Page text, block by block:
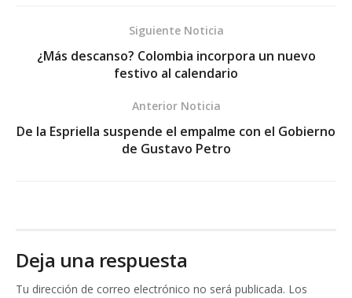
Siguiente Noticia
¿Más descanso? Colombia incorpora un nuevo
festivo al calendario
Anterior Noticia
De la Espriella suspende el empalme con el Gobierno
de Gustavo Petro
Deja una respuesta
Tu dirección de correo electrónico no será publicada. Los